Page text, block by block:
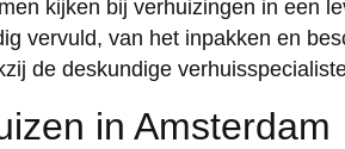
kijken bij verhuizingen in een
vervuld, van het inpakken en
de deskundige
in Amsterdam